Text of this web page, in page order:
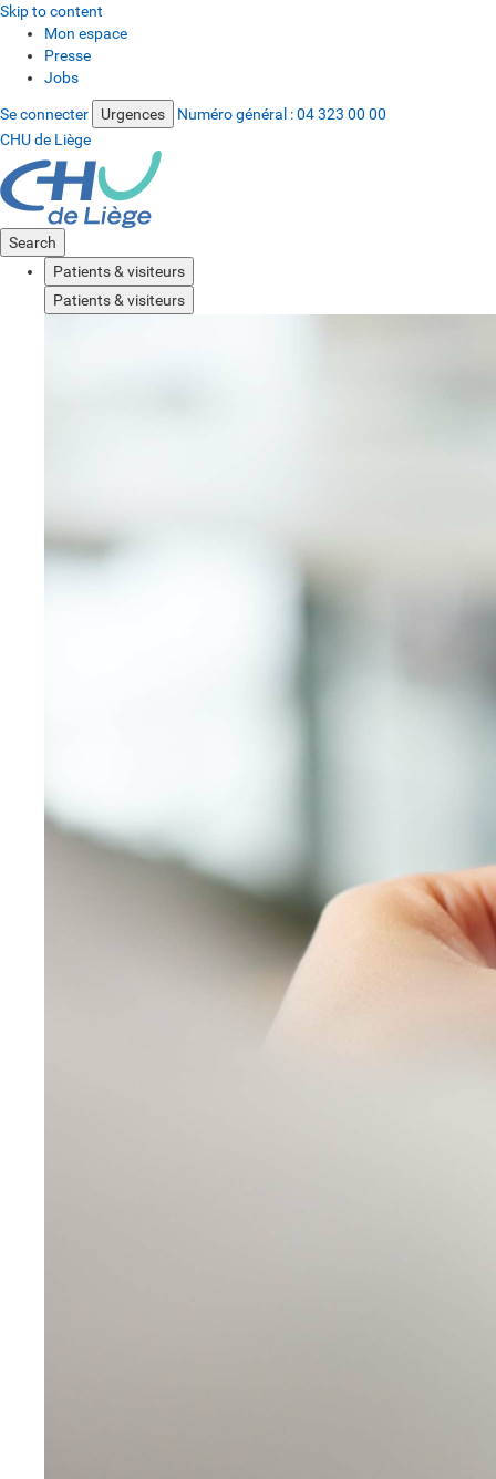
Skip to content
Mon espace
Presse
Jobs
Se connecter Urgences Numéro général :04 323 00 00
CHU de Liège
Search
Patients & visiteurs
Patients & visiteurs